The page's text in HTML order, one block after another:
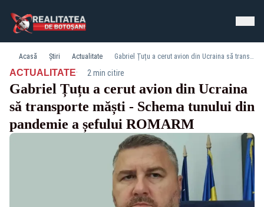
Acasă Știri Actualitate Gabriel Țuțu a cerut avion din Ucraina să transporte măști - Schema tunului din pandemie a șefului ROMARM
ACTUALITATE· 2 min citire
Gabriel Țuțu a cerut avion din Ucraina
să transporte măști - Schema tunului din
pandemie a șefului ROMARM